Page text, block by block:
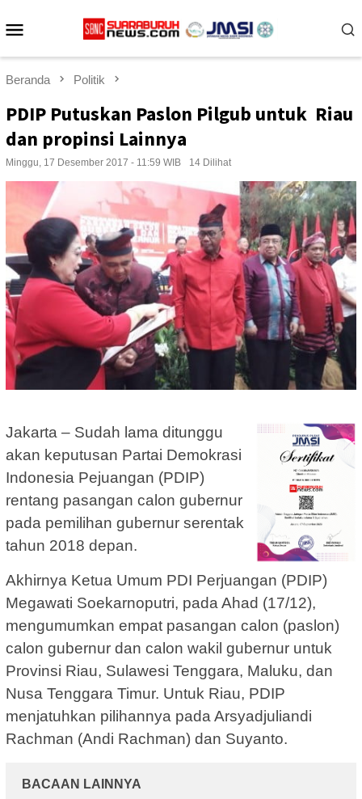
ke
Beranda Politik
PDIP Putuskan Paslon Pilgub untuk Riau
dan propinsi Lainnya
Minggu, 17 Desember 2017 - 11:59 WIB 14 Dilihat
Jakarta – Sudah lama ditunggu
akan keputusan Partai Demokrasi
Indonesia Pejuangan (PDIP)
rentang pasangan calon gubernur
pada pemilihan gubernur serentak
tahun 2018 depan.
Akhirnya Ketua Umum PDI Perjuangan (PDIP)
Megawati Soekarnoputri, pada Ahad (17/12),
mengumumkan empat pasangan calon (paslon)
calon gubernur dan calon wakil gubernur untuk
Provinsi Riau, Sulawesi Tenggara, Maluku, dan
Nusa Tenggara Timur. Untuk Riau, PDIP
menjatuhkan pilihannya pada Arsyadjuliandi
Rachman (Andi Rachman) dan Suyanto.
BACAAN LAINNYA